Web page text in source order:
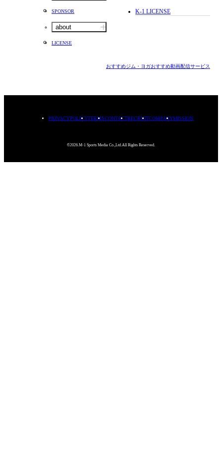
SPONSOR
about
LICENSE
K-1 LICENSE
おすすめジム・ヨガおすすめ動画配信サービス
PRIVACYPOLICYTERMSCONTACTRECRUITCOMPANYMISSION
©2026.M-1 Sports Media Co.,Ltd.All Rights Reserved.